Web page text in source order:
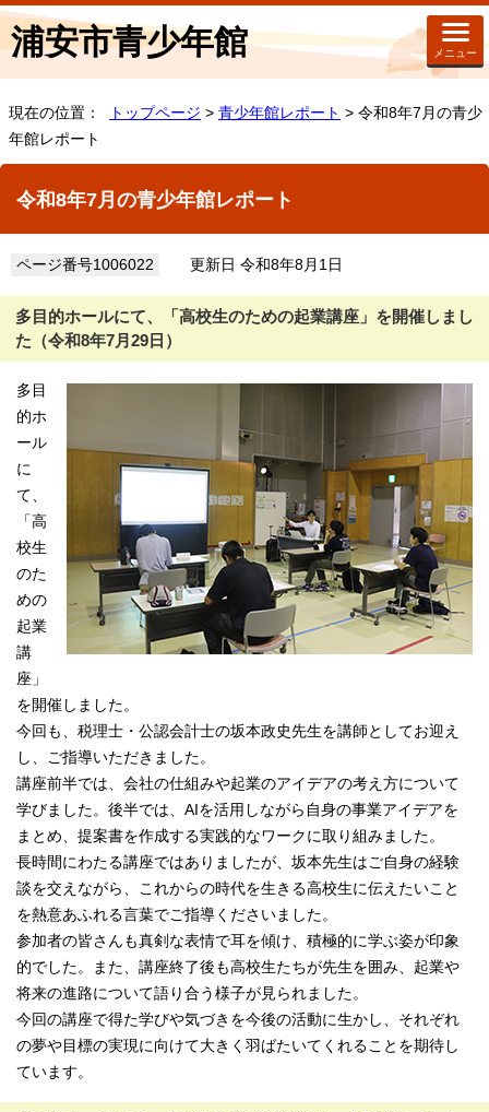
浦安市青少年館 メニュー
現在の位置： トップページ > 青少年館レポート > 令和8年7月の青少
年館レポート
令和8年7月の青少年館レポート
ページ番号1006022 更新日 令和8年8月1日
多目的ホールにて、「高校生のための起業講座」を開催しまし
た（令和8年7月29日）
多目
的ホ
ール
に
て、
「高
校生
のた
めの
起業
講
座」
を開催しました。
今回も、税理士・公認会計士の坂本政史先生を講師としてお迎え
し、ご指導いただきました。
講座前半では、会社の仕組みや起業のアイデアの考え方について
学びました。後半では、AIを活用しながら自身の事業アイデアを
まとめ、提案書を作成する実践的なワークに取り組みました。
長時間にわたる講座ではありましたが、坂本先生はご自身の経験
談を交えながら、これからの時代を生きる高校生に伝えたいこと
を熱意あふれる言葉でご指導くださいました。
参加者の皆さんも真剣な表情で耳を傾け、積極的に学ぶ姿が印象
的でした。また、講座終了後も高校生たちが先生を囲み、起業や
将来の進路について語り合う様子が見られました。
今回の講座で得た学びや気づきを今後の活動に生かし、それぞれ
の夢や目標の実現に向けて大きく羽ばたいてくれることを期待し
ています。